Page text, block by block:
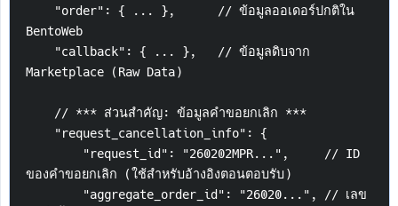
BentoWeb
Marketplace (Raw Data)
    // *** ส่วนสำคัญ: ข้อมูลคำขอยกเลิก ***
    "request_cancellation_info": {
ของคำขอยกเลิก (ใช้สำหรับอ้างอิงตอนตอบรับ)